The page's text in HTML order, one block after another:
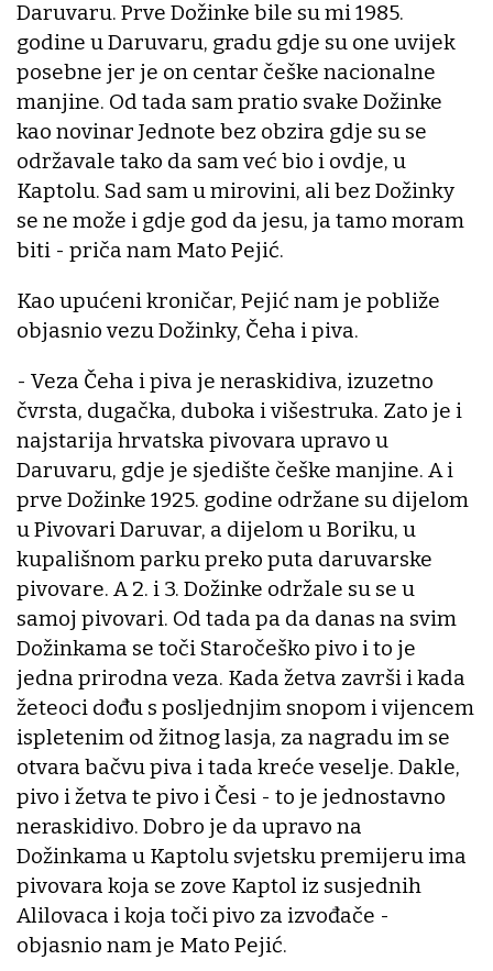
Daruvaru. Prve Dožinke bile su mi 1985.
godine u Daruvaru, gradu gdje su one uvijek
posebne jer je on centar češke nacionalne
manjine. Od tada sam pratio svake Dožinke
kao novinar Jednote bez obzira gdje su se
održavale tako da sam već bio i ovdje, u
Kaptolu. Sad sam u mirovini, ali bez Dožinky
se ne može i gdje god da jesu, ja tamo moram
biti - priča nam Mato Pejić.
Kao upućeni kroničar, Pejić nam je pobliže
objasnio vezu Dožinky, Čeha i piva.
- Veza Čeha i piva je neraskidiva, izuzetno
čvrsta, dugačka, duboka i višestruka. Zato je i
najstarija hrvatska pivovara upravo u
Daruvaru, gdje je sjedište češke manjine. A i
prve Dožinke 1925. godine održane su dijelom
u Pivovari Daruvar, a dijelom u Boriku, u
kupališnom parku preko puta daruvarske
pivovare. A 2. i 3. Dožinke održale su se u
samoj pivovari. Od tada pa da danas na svim
Dožinkama se toči Staročeško pivo i to je
jedna prirodna veza. Kada žetva završi i kada
žeteoci dođu s posljednjim snopom i vijencem
ispletenim od žitnog lasja, za nagradu im se
otvara bačvu piva i tada kreće veselje. Dakle,
pivo i žetva te pivo i Česi - to je jednostavno
neraskidivo. Dobro je da upravo na
Dožinkama u Kaptolu svjetsku premijeru ima
pivovara koja se zove Kaptol iz susjednih
Alilovaca i koja toči pivo za izvođače -
objasnio nam je Mato Pejić.